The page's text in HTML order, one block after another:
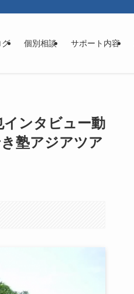
グ 個別相談 サポート内容
ンタビュー動
塾アジアツア